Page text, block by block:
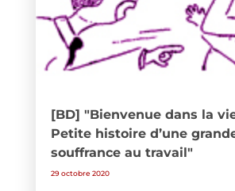
[BD] "Bienvenue dans la
Petite histoire d’une
souffrance au travail"
29 octobre 2020